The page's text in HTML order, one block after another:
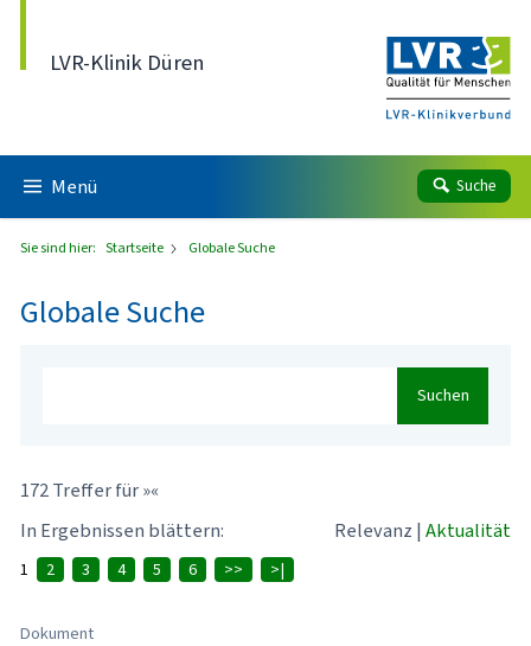
LVR-Klinik Düren
Menü Suche
Sie sind hier: Startseite Globale Suche
Globale Suche
Suchen
172 Treffer für »«
In Ergebnissen blättern:
Relevanz | Aktualität
1 2 3 4 5 6 >> >|
Dokument